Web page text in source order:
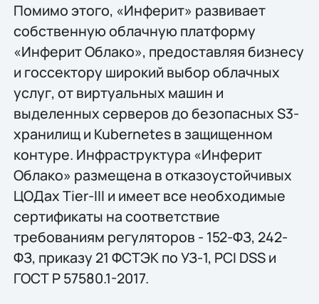
Помимо этого, «Инферит» развивает
собственную облачную платформу
«Инферит Облако», предоставляя бизнесу
и госсектору широкий выбор облачных
услуг, от виртуальных машин и
выделенных серверов до безопасных S3-
хранилищ и Kubernetes в защищенном
контуре. Инфраструктура «Инферит
Облако» размещена в отказоустойчивых
ЦОДах Tier-III и имеет все необходимые
сертификаты на соответствие
требованиям регуляторов - 152-ФЗ, 242-
ФЗ, приказу 21 ФСТЭК по УЗ-1, PCI DSS и
ГОСТ Р 57580.1-2017.